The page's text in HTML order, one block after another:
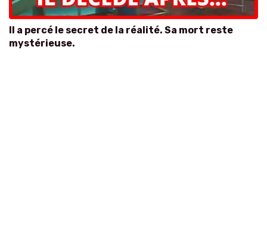
Il a percé le secret de la réalité. Sa mort reste
mystérieuse.